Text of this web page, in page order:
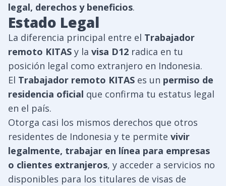
legal, derechos y beneficios.
Estado Legal
La diferencia principal entre el Trabajador
remoto KITAS y la visa D12 radica en tu
posición legal como extranjero en Indonesia.
El Trabajador remoto KITAS es un permiso de
residencia oficial que confirma tu estatus legal
en el país.
Otorga casi los mismos derechos que otros
residentes de Indonesia y te permite vivir
legalmente, trabajar en línea para empresas
o clientes extranjeros, y acceder a servicios no
disponibles para los titulares de visas de